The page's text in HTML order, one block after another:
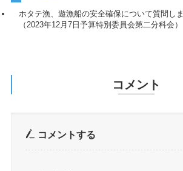
ホタテ漁、遊漁船の安全確保について質問しま
（2023年12月7日予算特別委員会第二分科会）
コメント
コメントする